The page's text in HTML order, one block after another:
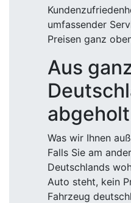
umfassender
Preisen ganz
Aus
abgeholt
Was wir Ihnen
Falls Sie am
Deutschlands
Auto steht, kein
Fahrzeug